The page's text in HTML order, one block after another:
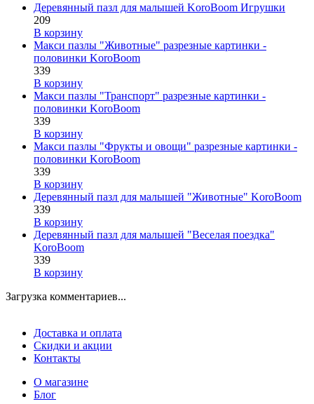
Деревянный пазл для малышей KoroBoom Игрушки
209
В корзину
Макси пазлы "Животные" разрезные картинки -
половинки KoroBoom
339
В корзину
Макси пазлы "Транспорт" разрезные картинки -
половинки KoroBoom
339
В корзину
Макси пазлы "Фрукты и овощи" разрезные картинки -
половинки KoroBoom
339
В корзину
Деревянный пазл для малышей "Животные" KoroBoom
339
В корзину
Деревянный пазл для малышей "Веселая поездка"
KoroBoom
339
В корзину
Загрузка комментариев...
Доставка и оплата
Скидки и акции
Контакты
О магазине
Блог